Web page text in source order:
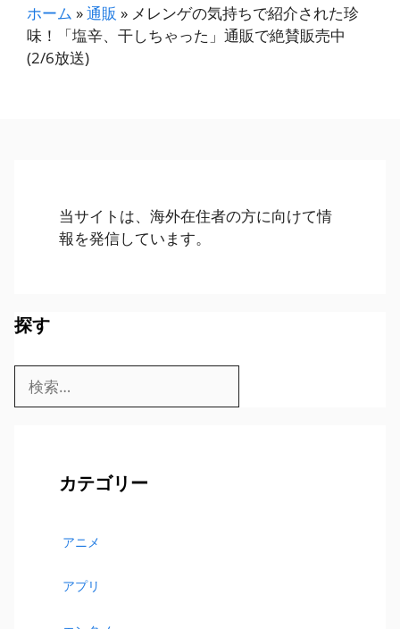
ホーム »通販 » メレンゲの気持ちで紹介された珍
味！「塩辛、干しちゃった」通販で絶賛販売中
(2/6放送)
当サイトは、海外在住者の方に向けて情
報を発信しています。
探す
索:
カテゴリー
アニメ
アプリ